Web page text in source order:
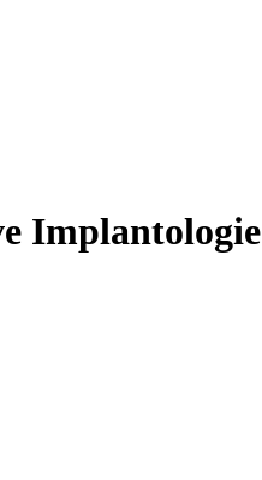
Implantologie